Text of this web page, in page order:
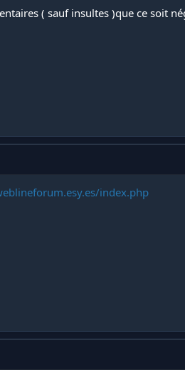
( sauf insultes )que ce soit
index.php